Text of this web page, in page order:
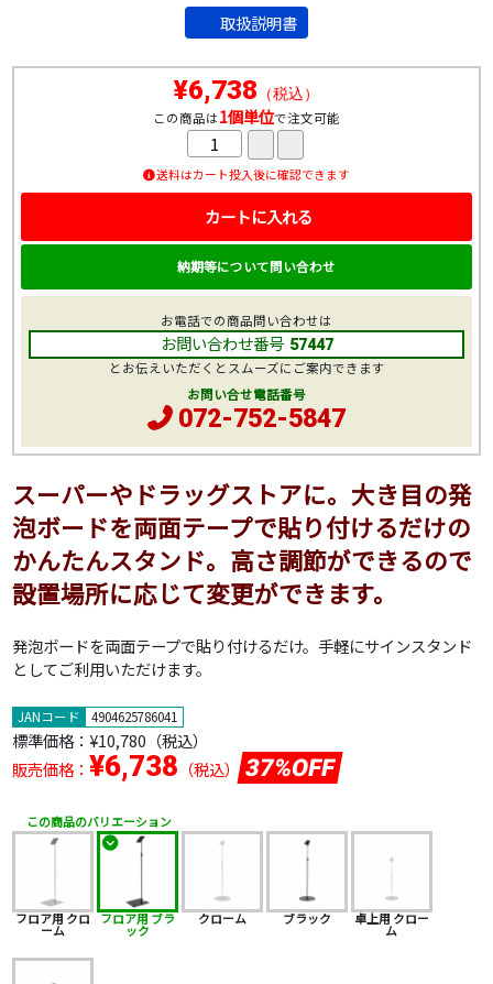
スーパーやドラッグストアに。大き目の発
泡ボードを両面テープで貼り付けるだけの
かんたんスタンド。高さ調節ができるので
設置場所に応じて変更ができます。
発泡ボードを両面テープで貼り付けるだけ。手軽にサインスタンド
としてご利用いただけます。
JANコード 4904625786041
標準価格： ¥10,780 （税込）
販売価格： ¥6,738 （税込） 37%OFF
この商品のバリエーション
フロア用 クロ
ーム
フロア用 ブラ
ック
クローム ブラック 卓上用 クロー
ム
¥6,738 （税込）
この商品は1個単位で注文可能
送料はカート投入後に確認できます
カートに入れる
納期等について問い合わせ
お電話での商品問い合わせは
お問い合わせ番号 57447
とお伝えいただくとスムーズにご案内できます
お問い合せ電話番号
072-752-5847
取扱説明書